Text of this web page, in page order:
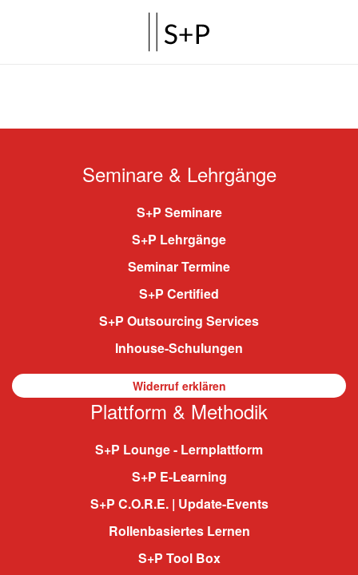
Seminare & Lehrgänge
S+P Seminare
S+P Lehrgänge
Seminar Termine
S+P Certified
S+P Outsourcing Services
Inhouse-Schulungen
Widerruf erklären
Plattform & Methodik
S+P Lounge - Lernplattform
S+P E-Learning
S+P C.O.R.E. | Update-Events
Rollenbasiertes Lernen
S+P Tool Box